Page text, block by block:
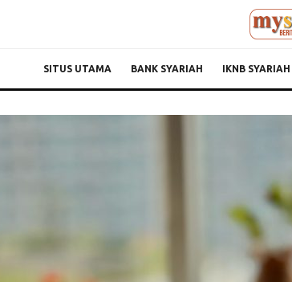
SITUS UTAMA BANK SYARIAH IKNB SYARIAH